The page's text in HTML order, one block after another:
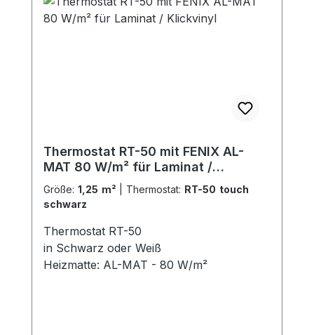
Thermostat RT-50 mit FENIX AL-
MAT 80 W/m² für Laminat /
Klickvinyl
Größe: 1,25 m² Thermostat: RT-50 touch
schwarz
Thermostat RT-50
in Schwarz oder Weiß
Heizmatte: AL-MAT - 80 W/m²